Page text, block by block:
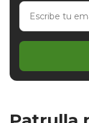
Escribe
email